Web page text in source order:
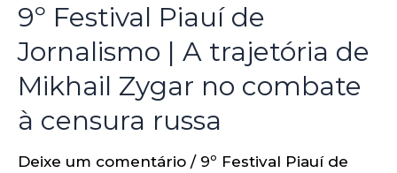
9º Festival Piauí de
Jornalismo | A trajetória de
Mikhail Zygar no combate
à censura russa
Deixe um comentário / 9º Festival Piauí de